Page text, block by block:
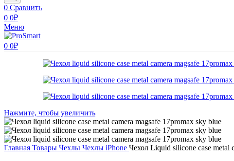
0 Сравнить
0 0₽
Меню
0 0₽
Нажмите, чтобы увеличить
Главная Товары Чехлы Чехлы iPhone Чехол Liquid silicone case metal